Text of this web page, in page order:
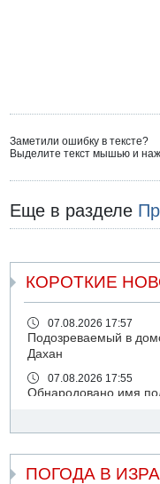
Заметили ошибку в тексте?
Выделите текст мышью и
Еще в разделе
КОРОТКИЕ
07.08.2026 17:57
Подозреваемый в
Дахан
07.08.2026 17:55
Обнародовано имя
07.08.2026 17:51
ПОГОДА В